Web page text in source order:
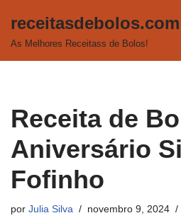
Pular
receitasdebolos.com
As Melhores Receitass de Bolos!
Receita de
Aniversário
Fofinho
por Julia Silva novembro 9, 2024